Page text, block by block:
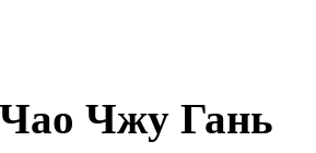
Чжу Гань